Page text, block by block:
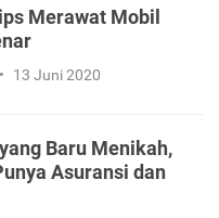
Merawat Mobil
• 13 Juni 2020
Baru Menikah,
Asuransi dan